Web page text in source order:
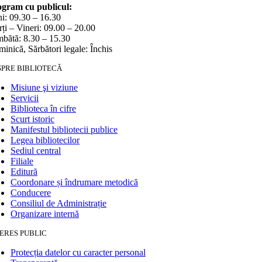
cu publicul:
09.30 – 16.30
– Vineri: 09.00 – 20.00
8.30 – 15.30
Sărbători legale: Închis
BIBLIOTECĂ
Misiune şi viziune
Servicii
Biblioteca în cifre
Scurt istoric
Manifestul bibliotecii publice
Legea bibliotecilor
Sediul central
Filiale
Editură
Coordonare și îndrumare metodică
Conducere
Consiliul de Administrație
Organizare internă
PUBLIC
Protecția datelor cu caracter personal